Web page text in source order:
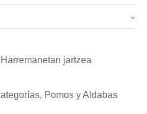
15 × 7 × 9 cm
y esculturas, así como
para puertas exteriores
(Ref. PA-006)"-ri
Harremanetan jartzea
, Pomos y Aldabas